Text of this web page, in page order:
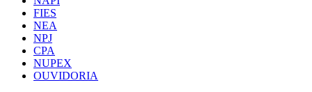
FIES
NEA
NPJ
CPA
NUPEX
OUVIDORIA